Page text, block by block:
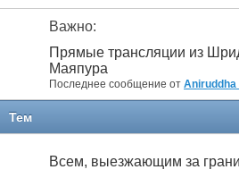
Важно:
Прямые трансляции из
Маяпура
Последнее сообщение от Aniruddha
Тем
Всем, выезжающим за